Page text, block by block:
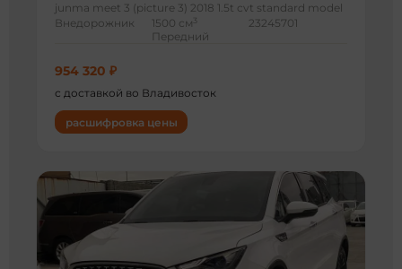
junma meet 3 (picture 3) 2018 1.5t cvt standard model
Внедорожник
1500 см 3
Передний
23245701
954 320 ₽
с доставкой во Владивосток
расшифровка цены